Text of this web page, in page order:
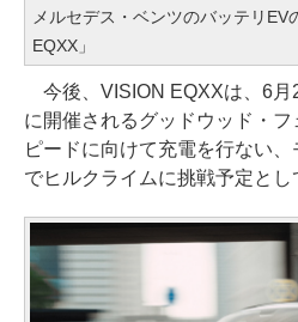
メルセデス・ベンツのバッテリEV
EQXX」
今後、VISION EQXXは、6月
に開催されるグッドウッド・
ピードに向けて充電を行ない
でヒルクライムに挑戦予定とし